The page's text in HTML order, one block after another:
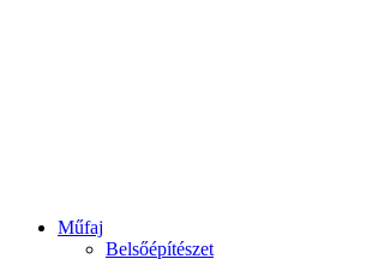
Műfaj
Belsőépítészet